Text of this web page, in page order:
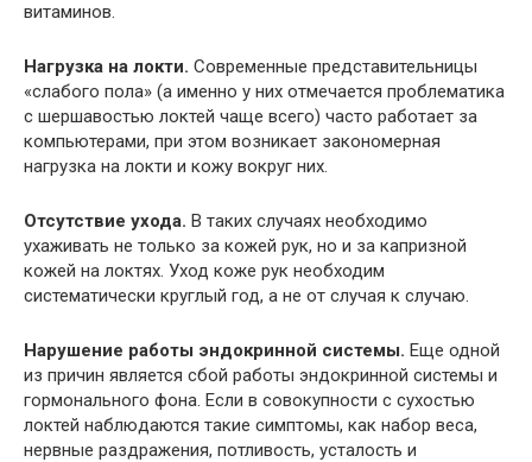
витаминов.
Нагрузка на локти. Современные представительницы
«слабого пола» (а именно у них отмечается проблематика
с шершавостью локтей чаще всего) часто работает за
компьютерами, при этом возникает закономерная
нагрузка на локти и кожу вокруг них.
Отсутствие ухода. В таких случаях необходимо
ухаживать не только за кожей рук, но и за капризной
кожей на локтях. Уход коже рук необходим
систематически круглый год, а не от случая к случаю.
Нарушение работы эндокринной системы. Еще одной
из причин является сбой работы эндокринной системы и
гормонального фона. Если в совокупности с сухостью
локтей наблюдаются такие симптомы, как набор веса,
нервные раздражения, потливость, усталость и